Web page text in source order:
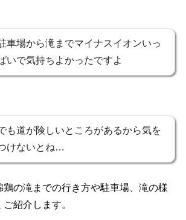
車場から滝までマイナスイオンいっ
いで気持ちよかったですよ
も道が険しいところがあるから気を
けないとね…
鶏の滝までの行き方や駐車場、滝の様
紹介します。